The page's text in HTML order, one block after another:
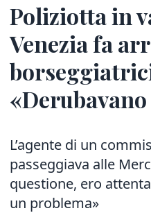
Poliziotta in
Venezia fa
L’agente di un
passeggiava alle
questione, ero
un problema»